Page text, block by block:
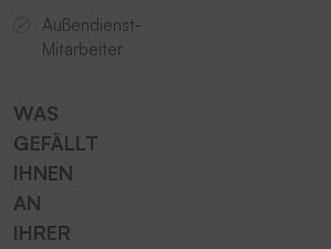
Außendienst-
Mitarbeiter
WAS
GEFÄLLT
IHNEN
AN
IHRER